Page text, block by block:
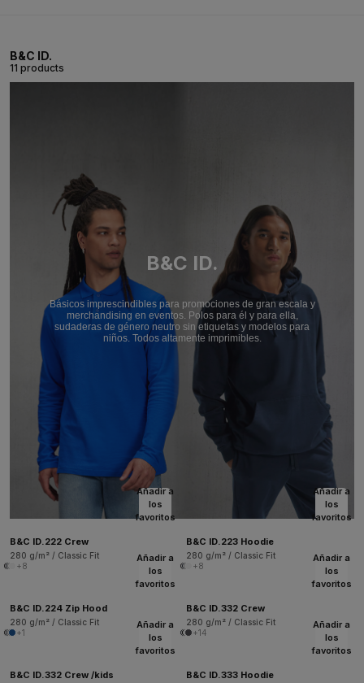
B&C ID.
11 products
B&C ID.
Básicos imprescindibles para promociones de gran escala y
merchandising en eventos. Polos para él y para ella,
sudaderas de género neutro sin etiquetas y modelos para
niños. Todos altamente imprimibles.
Añadir a
los
favoritos
B&C ID.222 Crew
280 g/m² / Classic Fit
+8
Añadir a
los
favoritos
B&C ID.223 Hoodie
280 g/m² / Classic Fit
+8
Añadir a
los
favoritos
B&C ID.224 Zip Hood
280 g/m² / Classic Fit
+1
Añadir a
los
favoritos
B&C ID.332 Crew
280 g/m² / Classic Fit
+14
Añadir a
los
favoritos
B&C ID.332 Crew /kids
Añadir a
los
favoritos
B&C ID.333 Hoodie